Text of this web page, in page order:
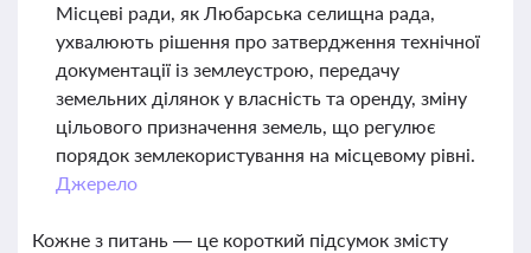
Місцеві ради, як Любарська селищна рада,
ухвалюють рішення про затвердження технічної
документації із землеустрою, передачу
земельних ділянок у власність та оренду, зміну
цільового призначення земель, що регулює
порядок землекористування на місцевому рівні.
Джерело
Кожне з питань — це короткий підсумок змісту